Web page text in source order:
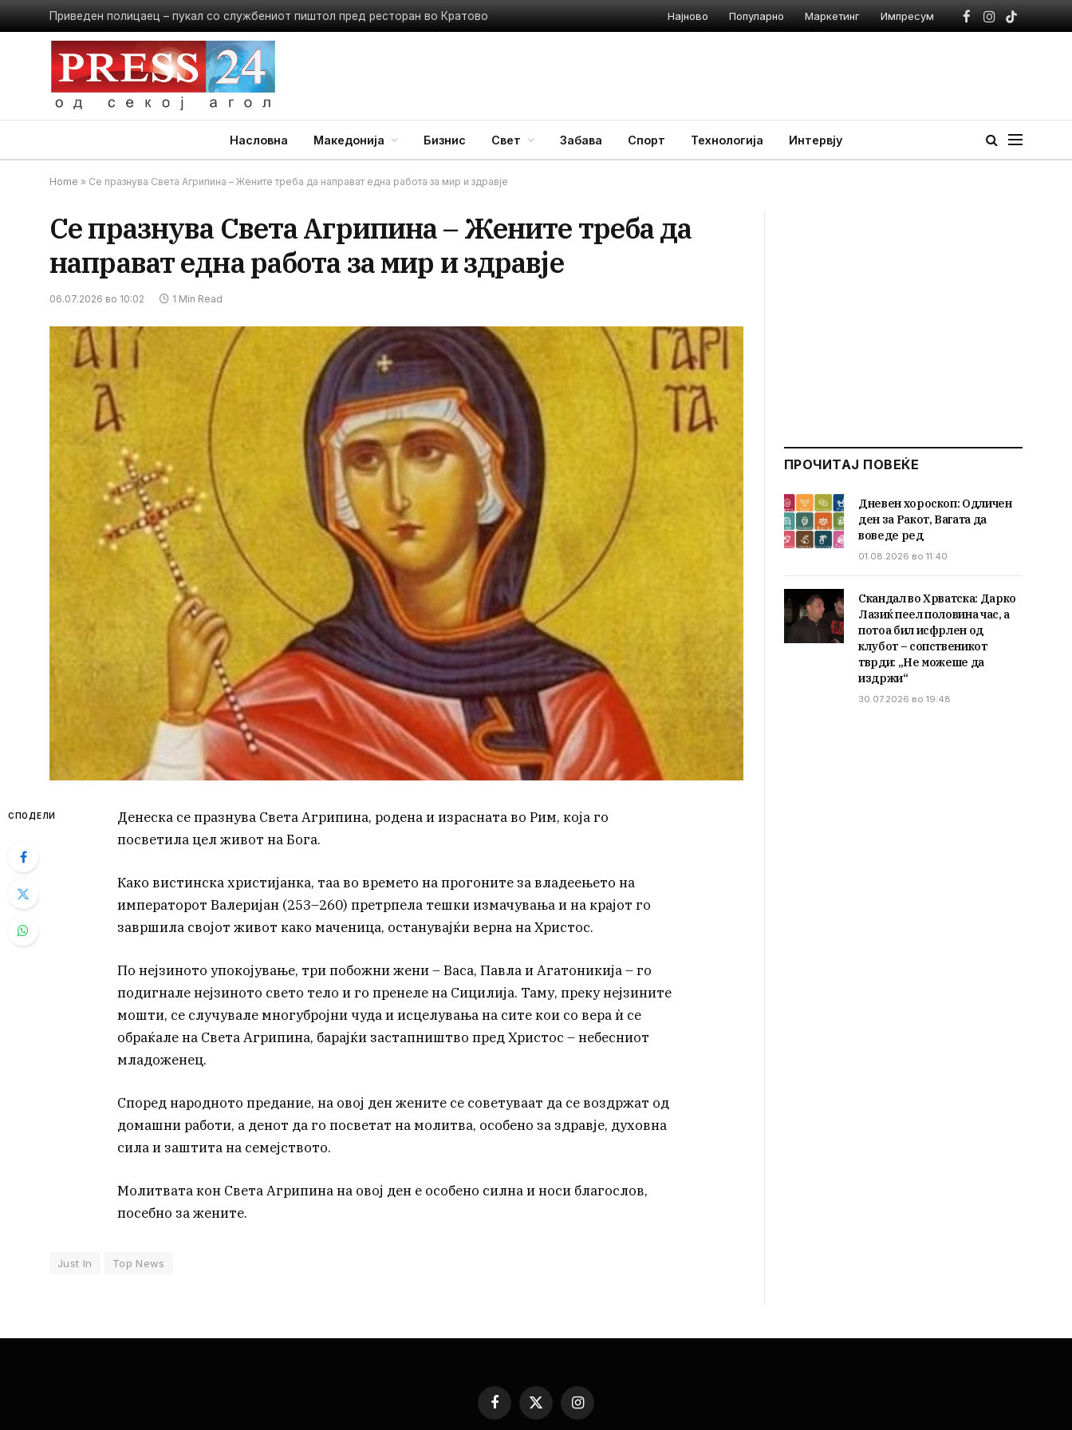
Приведен полицаец – пукал со службениот пиштол пред ресторан во Кратово Најново Популарно Маркетинг Импресум
Facebook
Instagram
TikTok
Насловна Македонија Бизнис Свет Забава Спорт Технологија Интервју
Home » Се празнува Света Агрипина – Жените треба да направат една работа за мир и здравје
Се празнува Света Агрипина – Жените треба да
направат една работа за мир и здравје
06.07.2026 во 10:02 1 Min Read
СПОДЕЛИ
Денеска се празнува Света Агрипина, родена и израсната во Рим, која го
посветила цел живот на Бога.
Како вистинска христијанка, таа во времето на прогоните за владеењето на
императорот Валеријан (253–260) претрпела тешки измачувања и на крајот го
завршила својот живот како маченица, останувајќи верна на Христос.
По нејзиното упокојување, три побожни жени – Васа, Павла и Агатоникија – го
подигнале нејзиното свето тело и го пренеле на Сицилија. Таму, преку нејзините
мошти, се случувале многубројни чуда и исцелувања на сите кои со вера ѝ се
обраќале на Света Агрипина, барајќи застапништво пред Христос – небесниот
младоженец.
Според народното предание, на овој ден жените се советуваат да се воздржат од
домашни работи, а денот да го посветат на молитва, особено за здравје, духовна
сила и заштита на семејството.
Молитвата кон Света Агрипина на овој ден е особено силна и носи благослов,
посебно за жените.
Just In Top News
ПРОЧИТАЈ ПОВЕЌЕ
Дневен хороскоп: Одличен
ден за Ракот, Вагата да
воведе ред
01.08.2026 во 11:40
Скандал во Хрватска: Дарко
Лазиќ пеел половина час, а
потоа бил исфрлен од
клубот – сопственикот
тврди: „Не можеше да
издржи“
30.07.2026 во 19:48
Facebook
X
Instagram